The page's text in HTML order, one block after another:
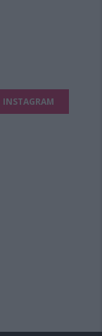
INSTAGRAM